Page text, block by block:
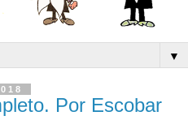
▼
Por Escobar